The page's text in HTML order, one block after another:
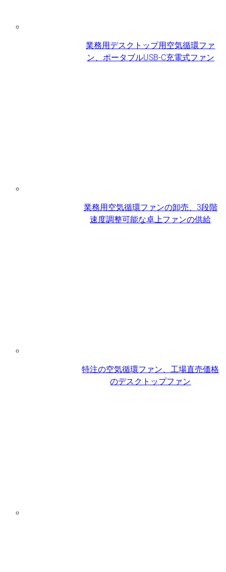
業務用デスクトップ用空気循環ファ
ン、ポータブルUSB-C充電式ファン
業務用空気循環ファンの卸売、3段階
速度調整可能な卓上ファンの供給
特注の空気循環ファン、工場直売価格
のデスクトップファン